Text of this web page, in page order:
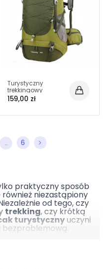
Turystyczny
trekkingowy
plecak górski 50L
Traper 4 Zielony
159,00 zł
… 6
praktyczny sposób
niezastąpiony
od tego, czy
trekking, czy krótką
turystycznyuczyni
Twoich podróżnych